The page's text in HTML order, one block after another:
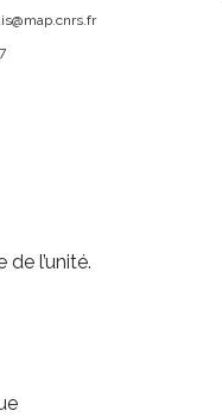
map.cnrs.fr
l’unité.